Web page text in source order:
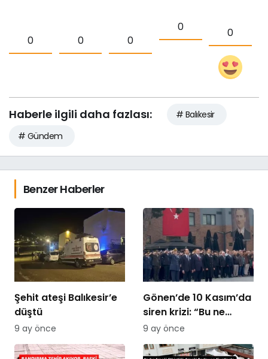
0 0 0
0 0
Haberle ilgili daha fazlası:
# Balıkesir
# Gündem
Benzer Haberler
Şehit ateşi Balıkesir’e
düştü
9 ay önce
Gönen’de 10 Kasım’da
siren krizi: “Bu ne
saygısızlık” tepkileri
yükseldi
9 ay önce